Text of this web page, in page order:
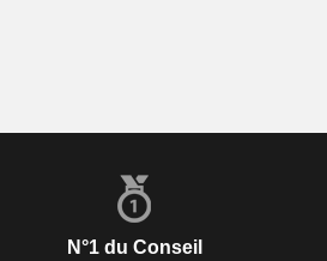
N°1 du Conseil